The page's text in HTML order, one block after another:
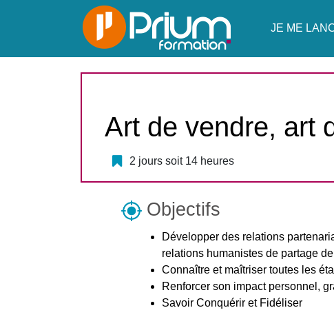
JE ME
Art de vendre, art
2 jours soit 14 heures
Objectifs
Développer des relations
relations humanistes de partage
Connaître et maîtriser toutes les
Renforcer son impact personnel,
Savoir Conquérir et Fidéliser